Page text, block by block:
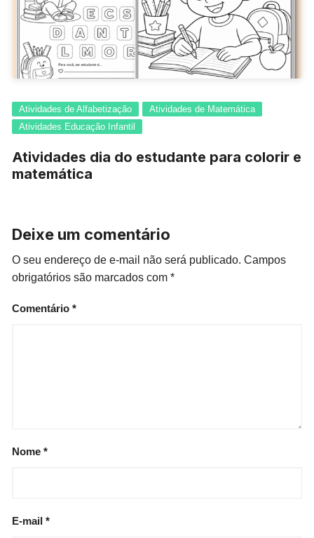
Atividades de Alfabetização
Atividades de Matemática
Atividades Educação Infantil
Atividades dia do estudante para colorir e
matemática
Deixe um comentário
O seu endereço de e-mail não será publicado. Campos
obrigatórios são marcados com*
Comentário*
Nome*
E-mail*